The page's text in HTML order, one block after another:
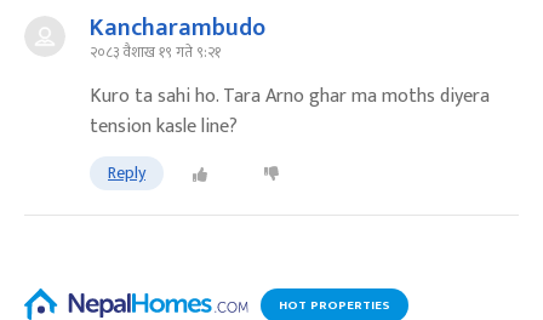
Kancharambudo
२०८३ वैशाख १९ गते ९:२१
Kuro ta sahi ho. Tara Arno ghar ma moths diyera
tension kasle line?
Reply
HOT PROPERTIES